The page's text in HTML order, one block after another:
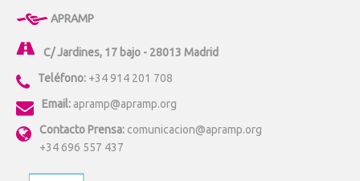
APRAMP
C/ Jardines, 17 bajo - 28013 Madrid
Teléfono: +34 914 201 708
Email: apramp@apramp.org
Contacto Prensa: comunicacion@apramp.org
+34 696 557 437